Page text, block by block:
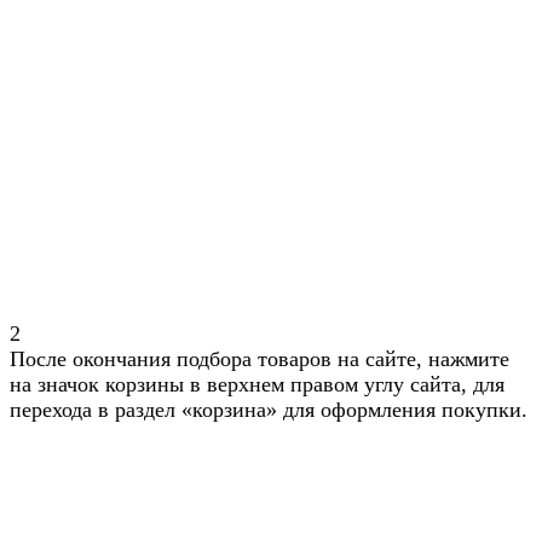
2
После окончания подбора товаров на сайте, нажмите
на значок корзины в верхнем правом углу сайта, для
перехода в раздел «корзина» для оформления покупки.